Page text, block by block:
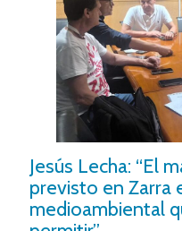
Jesús Lecha: “El
previsto en Zarra
medioambiental